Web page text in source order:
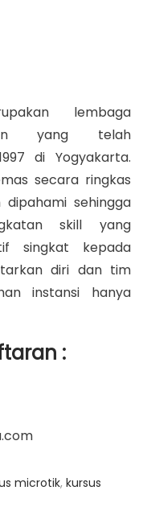
lembaga
yang telah
di Yogyakarta.
secara ringkas
sehingga
skill yang
singkat kepada
diri dan tim
instansi hanya
:
microtik, kursus